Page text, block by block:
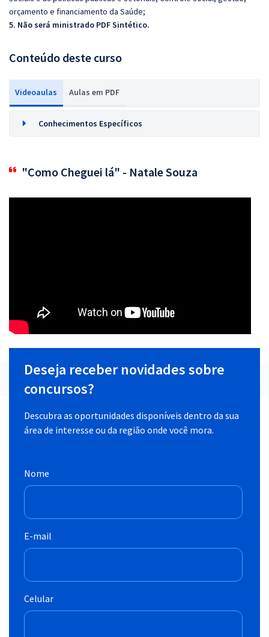
orçamento e financiamento da Saúde;
5. Não será ministrado PDF Sintético.
Conteúdo deste curso
Videoaulas Aulas em PDF
Conhecimentos Específicos
"Como Cheguei lá" - Natale Souza
Deseja receber novidades sobre
concursos?
Descubra as oportunidades disponíveis dentro da sua
área de interesse ou da região onde você mora.
Nome
E-mail
Celular